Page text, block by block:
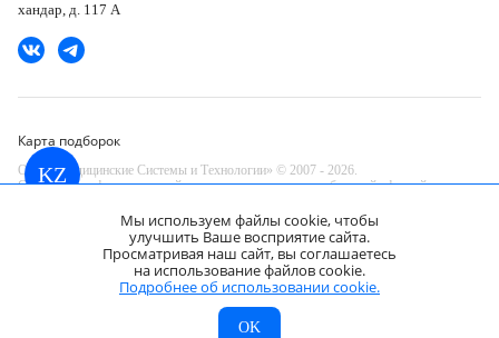
KZ
МСТ
Pentax EC-3890FZi колоноскоп
Запросить КП
хандар, д. 117 А
Карта подборок
ООО «Медицинские Системы и Технологии» © 2007 - 2026.
Сайт носит информационный характер и не является публичной офертой.
Разработано в компании — dev
Мы используем файлы cookie, чтобы
улучшить Ваше восприятие сайта.
Просматривая наш сайт, вы соглашаетесь
на использование файлов cookie.
Подробнее об использовании cookie.
OK